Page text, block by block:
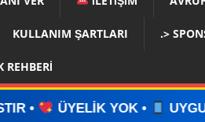
KULLANIM ŞARTLARI .>
REHBERI
• UYGULAMA YOK •